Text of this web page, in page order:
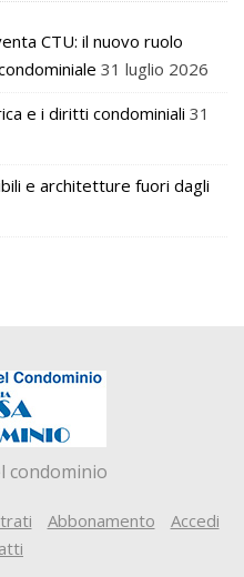
CTU: il nuovo ruolo
31 luglio 2026
e i diritti condominiali 31
e architetture fuori dagli
condominio
Abbonamento
Accedi